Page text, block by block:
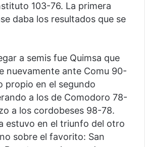
103-76. La primera
daba los resultados que se
a semis fue Quimsa que
nuevamente ante Comu 90-
propio en el segundo
a los de Comodoro 78-
a los cordobeses 98-78.
estuvo en el triunfo del otro
sobre el favorito: San